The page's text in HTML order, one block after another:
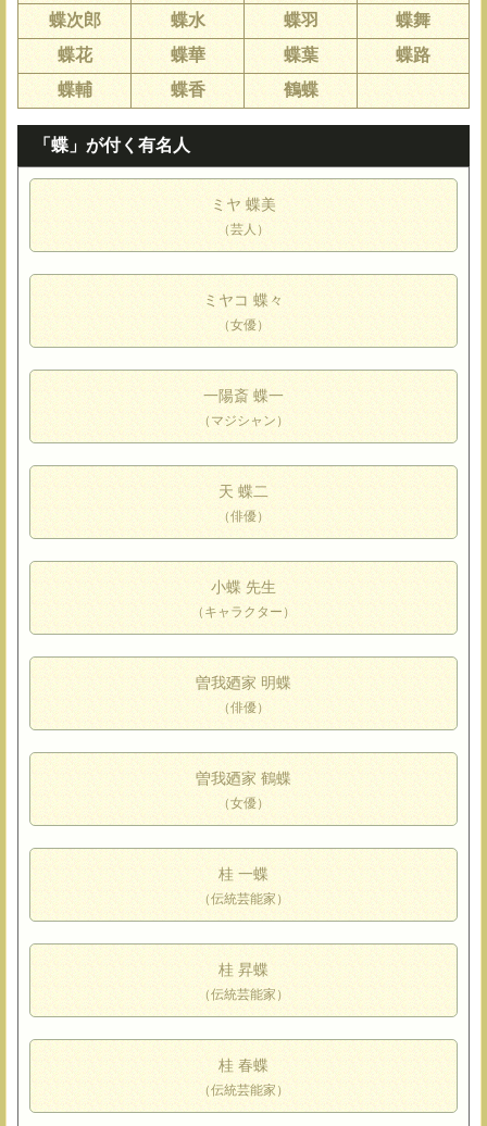
蝶次郎
蝶水 蝶羽
蝶舞
蝶花
蝶華 蝶葉
蝶路
蝶輔
蝶香 鶴蝶
「蝶」が付く有名人
ミヤ 蝶美
（芸人）
ミヤコ 蝶々
（女優）
一陽斎 蝶一
（マジシャン）
天 蝶二
（俳優）
小蝶 先生
（キャラクター）
曽我廼家 明蝶
（俳優）
曽我廼家 鶴蝶
（女優）
桂 一蝶
（伝統芸能家）
桂 昇蝶
（伝統芸能家）
桂 春蝶
（伝統芸能家）